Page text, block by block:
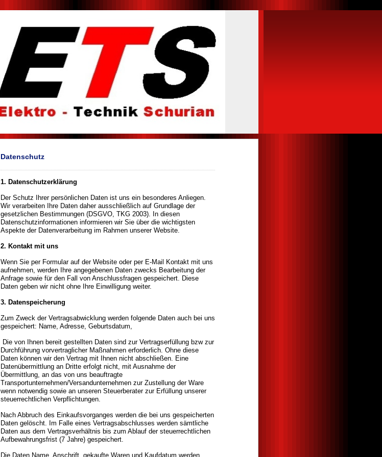
Datenschutz
1. Datenschutzerklärung
Der Schutz Ihrer persönlichen Daten ist uns ein besonderes Anliegen.
Wir verarbeiten Ihre Daten daher ausschließlich auf Grundlage der
gesetzlichen Bestimmungen (DSGVO, TKG 2003). In diesen
Datenschutzinformationen informieren wir Sie über die wichtigsten
Aspekte der Datenverarbeitung im Rahmen unserer Website.
2. Kontakt mit uns
Wenn Sie per Formular auf der Website oder per E-Mail Kontakt mit uns
aufnehmen, werden Ihre angegebenen Daten zwecks Bearbeitung der
Anfrage sowie für den Fall von Anschlussfragen gespeichert. Diese
Daten geben wir nicht ohne Ihre Einwilligung weiter.
3. Datenspeicherung
Zum Zweck der Vertragsabwicklung werden folgende Daten auch bei uns
gespeichert: Name, Adresse, Geburtsdatum,
Die von Ihnen bereit gestellten Daten sind zur Vertragserfüllung bzw zur
Durchführung vorvertraglicher Maßnahmen erforderlich. Ohne diese
Daten können wir den Vertrag mit Ihnen nicht abschließen. Eine
Datenübermittlung an Dritte erfolgt nicht, mit Ausnahme der
Übermittlung, an das von uns beauftragte
Transportunternehmen/Versandunternehmen zur Zustellung der Ware
wenn notwendig sowie an unseren Steuerberater zur Erfüllung unserer
steuerrechtlichen Verpflichtungen.
Nach Abbruch des Einkaufsvorganges werden die bei uns gespeicherten
Daten gelöscht. Im Falle eines Vertragsabschlusses werden sämtliche
Daten aus dem Vertragsverhältnis bis zum Ablauf der steuerrechtlichen
Aufbewahrungsfrist (7 Jahre) gespeichert.
Die Daten Name, Anschrift, gekaufte Waren und Kaufdatum werden